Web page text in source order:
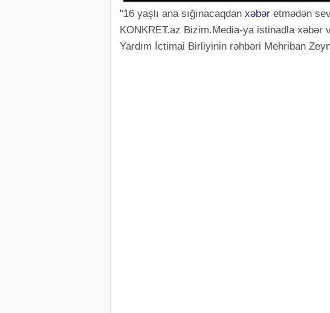
"16 yaşlı ana sığınacaqdan xəbər etmədən
KONKRET.az Bizim.Media-ya istinadla xəbər
Yardım İctimai Birliyinin rəhbəri Mehriban